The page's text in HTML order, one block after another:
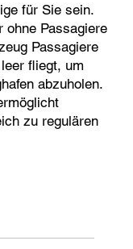
für Sie sein.
ohne Passagiere
Passagiere
fliegt, um
abzuholen.
zu regulären